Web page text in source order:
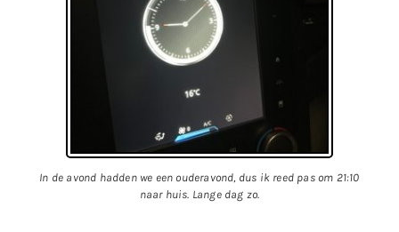
In de avond hadden we een ouderavond, dus ik reed pas om 21:10
naar huis. Lange dag zo.